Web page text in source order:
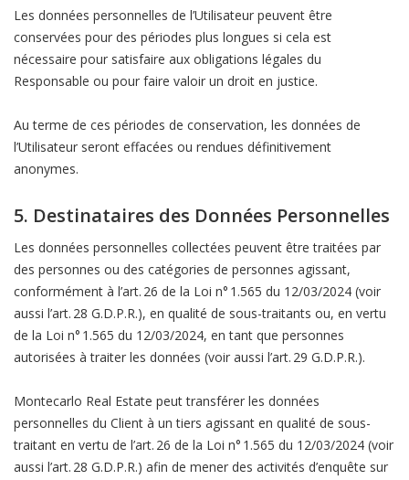
Les données personnelles de l’Utilisateur peuvent être
conservées pour des périodes plus longues si cela est
nécessaire pour satisfaire aux obligations légales du
Responsable ou pour faire valoir un droit en justice.
Au terme de ces périodes de conservation, les données de
l’Utilisateur seront effacées ou rendues définitivement
anonymes.
5. Destinataires des Données Personnelles
Les données personnelles collectées peuvent être traitées par
des personnes ou des catégories de personnes agissant,
conformément à l’art. 26 de la Loi n° 1.565 du 12/03/2024 (voir
aussi l’art. 28 G.D.P.R.), en qualité de sous-traitants ou, en vertu
de la Loi n° 1.565 du 12/03/2024, en tant que personnes
autorisées à traiter les données (voir aussi l’art. 29 G.D.P.R.).
Montecarlo Real Estate peut transférer les données
personnelles du Client à un tiers agissant en qualité de sous-
traitant en vertu de l’art. 26 de la Loi n° 1.565 du 12/03/2024 (voir
aussi l’art. 28 G.D.P.R.) afin de mener des activités d’enquête sur